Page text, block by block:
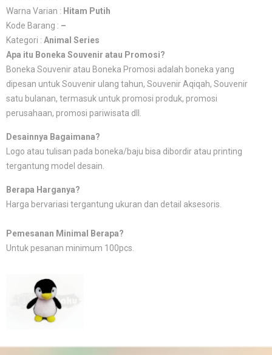
Warna Varian : Hitam Putih
Kode Barang : –
Kategori : Animal Series
Apa itu Boneka Souvenir atau Promosi?
Boneka Souvenir atau Boneka Promosi adalah boneka yang
dipesan untuk Souvenir ulang tahun, Souvenir Aqiqah, Souvenir
satu bulanan, termasuk untuk promosi produk, promosi
perusahaan, promosi pariwisata dll.
Desainnya Bagaimana?
Logo atau tulisan pada boneka/baju bisa dibordir atau printing
tergantung model desain.
Berapa Harganya?
Harga bervariasi tergantung ukuran dan detail aksesoris.
Pemesanan Minimal Berapa?
Untuk pesanan minimum 100pcs.